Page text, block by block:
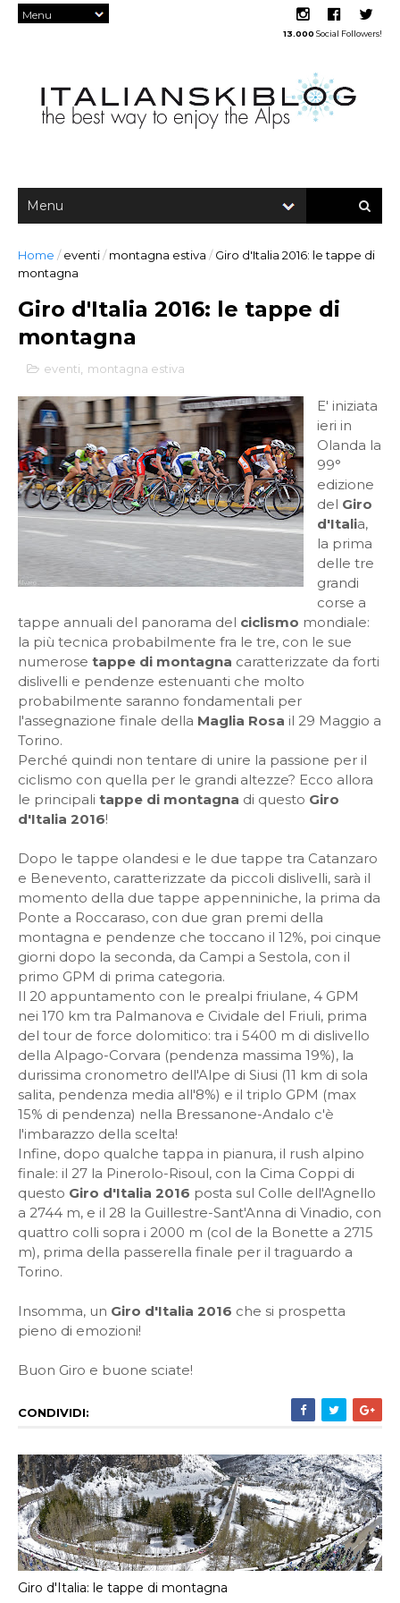
13.000 Social Followers!
Home / eventi/ montagna estiva / Giro d'Italia 2016: le tappe di
montagna
Giro d'Italia 2016: le tappe di
montagna
eventi montagna estiva
E' iniziata
ieri in
Olanda la
99°
edizione
del Giro
d'Italia,
la prima
delle tre
grandi
corse a
tappe annuali del panorama del ciclismo mondiale:
la più tecnica probabilmente fra le tre, con le sue
numerose tappe di montagna caratterizzate da forti
dislivelli e pendenze estenuanti che molto
probabilmente saranno fondamentali per
l'assegnazione finale della Maglia Rosa il 29 Maggio a
Torino.
Perché quindi non tentare di unire la passione per il
ciclismo con quella per le grandi altezze? Ecco allora
le principali tappe di montagna di questo Giro
d'Italia 2016!
Dopo le tappe olandesi e le due tappe tra Catanzaro
e Benevento, caratterizzate da piccoli dislivelli, sarà il
momento della due tappe appenniniche, la prima da
Ponte a Roccaraso, con due gran premi della
montagna e pendenze che toccano il 12%, poi cinque
giorni dopo la seconda, da Campi a Sestola, con il
primo GPM di prima categoria.
Il 20 appuntamento con le prealpi friulane, 4 GPM
nei 170 km tra Palmanova e Cividale del Friuli, prima
del tour de force dolomitico: tra i 5400 m di dislivello
della Alpago-Corvara (pendenza massima 19%), la
durissima cronometro dell'Alpe di Siusi (11 km di sola
salita, pendenza media all'8%) e il triplo GPM (max
15% di pendenza) nella Bressanone-Andalo c'è
l'imbarazzo della scelta!
Infine, dopo qualche tappa in pianura, il rush alpino
finale: il 27 la Pinerolo-Risoul, con la Cima Coppi di
questo Giro d'Italia 2016 posta sul Colle dell'Agnello
a 2744 m, e il 28 la Guillestre-Sant'Anna di Vinadio, con
quattro colli sopra i 2000 m (col de la Bonette a 2715
m), prima della passerella finale per il traguardo a
Torino.
Insomma, un Giro d'Italia 2016 che si prospetta
pieno di emozioni!
Buon Giro e buone sciate!
CONDIVIDI:
Giro d'Italia: le tappe di montagna